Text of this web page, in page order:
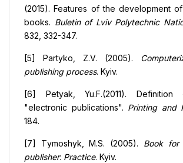
(2015). Features of the development
books. Buletin of Lviv Polytechnic
832, 332-347.
[5] Partyko, Z.V. (2005).
publishing process. Kyiv.
[6] Petyak, Yu.F.(2011).
"electronic publications". Printing and
184.
[7] Тymoshyk, M.S. (2005). Book for
publisher: Practice. Kyiv.